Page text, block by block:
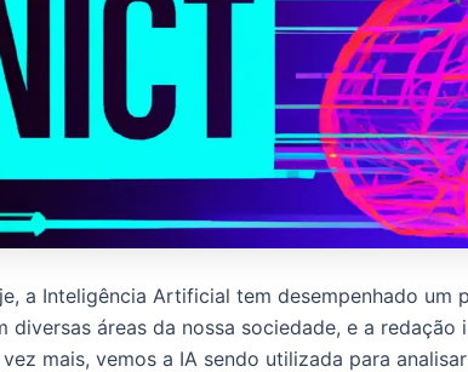
a Inteligência Artificial tem desempenhado um
diversas áreas da nossa sociedade, e a redação
mais, vemos a IA sendo utilizada para